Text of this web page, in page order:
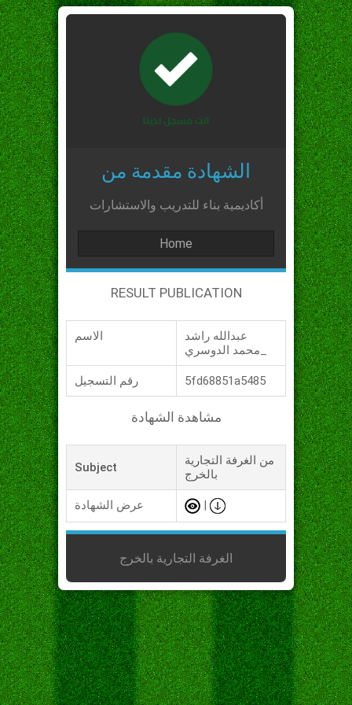
الشهادة مقدمة من
أكاديمية بناء للتدريب والاستشارات
Home
RESULT PUBLICATION
الاسم
عبدالله راشد
رقم التسجيل 5fd68851a5485
مشاهدة الشهادة
Subject
من الغرفة التجارية
بالخرج
عرض الشهادة
الغرفة التجارية بالخرج